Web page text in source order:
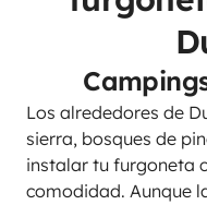
Los alrededores de
sierra, bosques de
instalar tu furgoneta
comodidad. Aunque